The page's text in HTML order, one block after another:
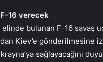
16 verecek
elinde bulunan F-16 savaş
Kiev’e gönderilmesine
sağlayacağını